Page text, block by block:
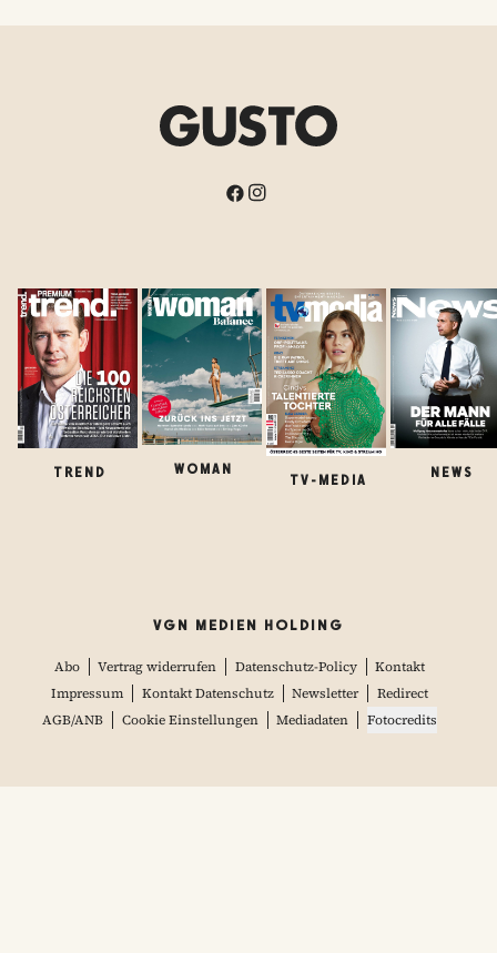
TREND WOMAN
TV-MEDIA
NEWS
VGN MEDIEN HOLDING
Abo Vertrag widerrufen Datenschutz-Policy
Kontakt
Impressum
Kontakt Datenschutz Newsletter
Redirect
AGB/ANB
Cookie Einstellungen Mediadaten Fotocredits